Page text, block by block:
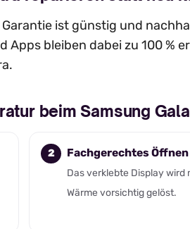
ist günstig und
Apps bleiben dabei zu 100 %
beim Samsung
Fachgerechtes Öffnen
Das verklebte Display wird
Wärme vorsichtig gelöst.